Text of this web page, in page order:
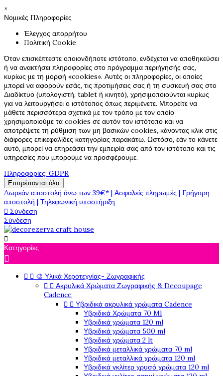
×
Νομικές Πληροφορίες
Έλεγχος απορρήτου
Πολιτική Cookie
Όταν επισκέπτεστε οποιονδήποτε ιστότοπο, ενδέχεται να αποθηκεύσει
ή να ανακτήσει πληροφορίες στο πρόγραμμα περιήγησής σας,
κυρίως με τη μορφή «cookies». Αυτές οι πληροφορίες, οι οποίες
μπορεί να αφορούν εσάς, τις προτιμήσεις σας ή τη συσκευή σας στο
Διαδίκτυο (υπολογιστή, tablet ή κινητό), χρησιμοποιούνται κυρίως
για να λειτουργήσει ο ιστότοπος όπως περιμένετε. Μπορείτε να
μάθετε περισσότερα σχετικά με τον τρόπο με τον οποίο
χρησιμοποιούμε τα cookies σε αυτόν τον ιστότοπο και να
αποτρέψετε τη ρύθμιση των μη βασικών cookies, κάνοντας κλικ στις
διάφορες επικεφαλίδες κατηγορίας παρακάτω. Ωστόσο, εάν το κάνετε
αυτό, μπορεί να επηρεάσει την εμπειρία σας από τον ιστότοπο και τις
υπηρεσίες που μπορούμε να προσφέρουμε.
Πληροφορίες: GDPR
Επιτρέπονται όλα
Δωρεάν αποστολή άνω των 39€* | Ασφαλείς πληρωμές | Γρήγορη
αποστολή | Τηλεφωνική υποστήριξη
 Σύνδεση
Σύνδεση

Κατηγορίες

  🎨 Υλικά Χεροτεχνίας- Ζωγραφικής
  Ακρυλικά Χρώματα Ζωγραφικής & Decoupage
Cadence
  Υβριδικά ακρυλικά χρώματα Cadence
Υβριδικά Χρώματα 70 Ml
Υβριδικά χρώματα 120 ml
Υβριδικά χρώματα 500 ml
Υβριδικά χρώματα 2 lt
Υβριδικά μεταλλικά χρώματα 70 ml
Υβριδικά μεταλλικά χρώματα 120 ml
Υβριδικά γκλίτερ χρυσό χρώματα 120 ml